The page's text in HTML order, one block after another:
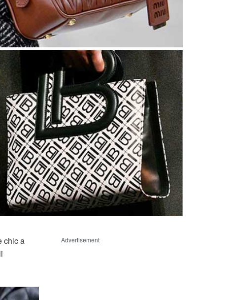
chic a
Advertisement